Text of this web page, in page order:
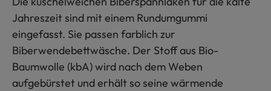
Jahreszeit sind mit einem Rundumgummi
eingefasst. Sie passen farblich zur
Biberwendebettwäsche. Der Stoff aus Bio-
Baumwolle (kbA) wird nach dem Weben
aufgebürstet und erhält so seine wärmende